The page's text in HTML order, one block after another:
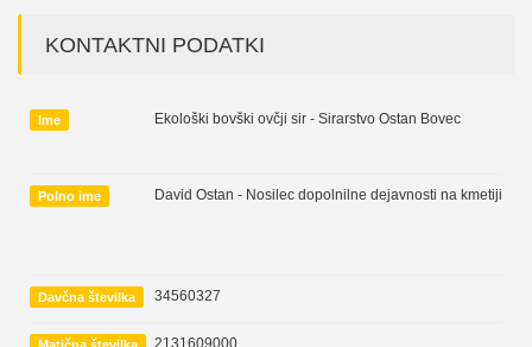
KONTAKTNI PODATKI
Ime Ekološki bovški ovčji sir - Sirarstvo Ostan Bovec
Polno ime David Ostan - Nosilec dopolnilne dejavnosti na kmetiji
Davčna številka 34560327
2131609000